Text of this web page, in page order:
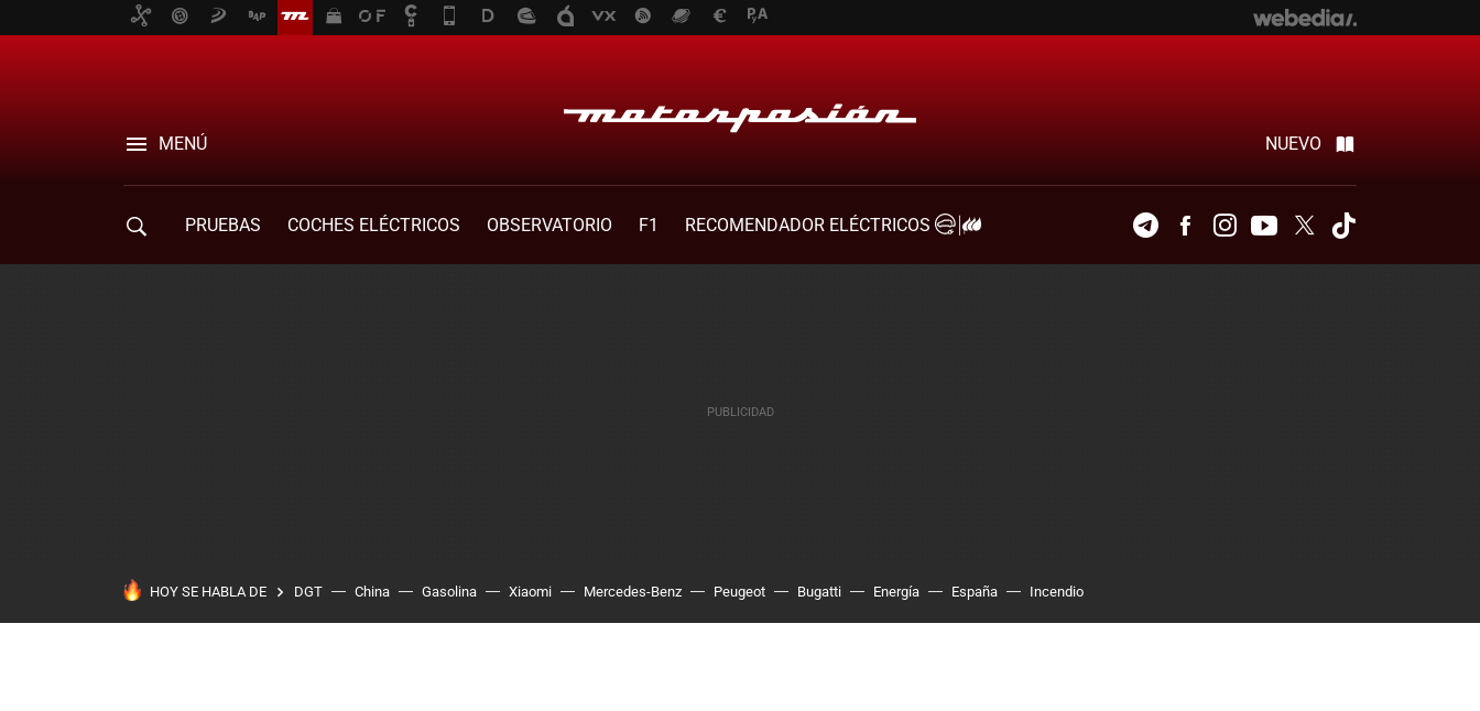
MENÚ NUEVO
PRUEBAS COCHES ELÉCTRICOS OBSERVATORIO F1
RECOMENDADOR ELÉCTRICOS
TelegramFacebookInstagramYoutubeTwitter
HOY SE HABLA DE DGT China Gasolina Xiaomi Mercedes-Benz Peugeot Bugatti Energía España Incendio